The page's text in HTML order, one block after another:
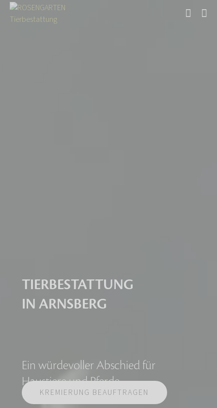
TIERBESTATTUNG
IN ARNSBERG
Ein würdevoller Abschied für
Haustiere und Pferde
KREMIERUNG BEAUFTRAGEN